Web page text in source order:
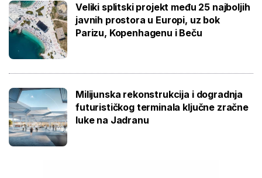
Veliki splitski projekt među 25 najboljih
javnih prostora u Europi, uz bok
Parizu, Kopenhagenu i Beču
Milijunska rekonstrukcija i dogradnja
futurističkog terminala ključne zračne
luke na Jadranu